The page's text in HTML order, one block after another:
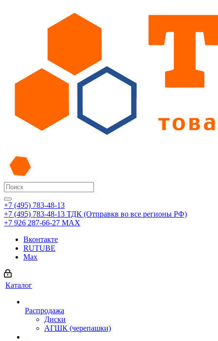
+7 (495) 783-48-13
+7 (495) 783-48-13 ТДК (Отправкв во все регионы РФ)
+7 926 287-66-27 МАХ
Вконтакте
RUTUBE
Max
Каталог
Распродажа
Диски
АГШК (черепашки)